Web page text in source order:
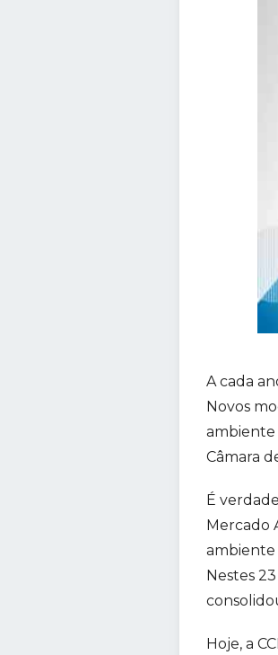
A cada
Novos
ambiente
Câmara
É
Mercado
ambiente
Nestes
Hoje, a